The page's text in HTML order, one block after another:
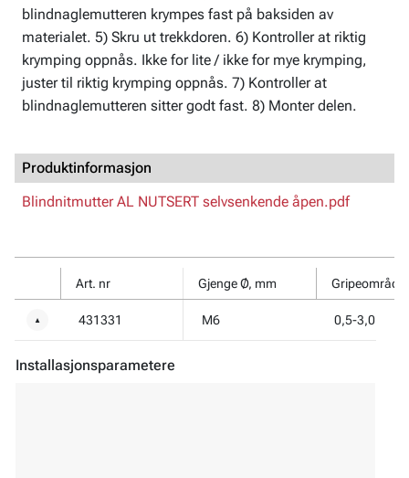
blindnaglemutteren krympes fast på baksiden av
materialet. 5) Skru ut trekkdoren. 6) Kontroller at riktig
krymping oppnås. Ikke for lite / ikke for mye krymping,
juster til riktig krymping oppnås. 7) Kontroller at
blindnaglemutteren sitter godt fast. 8) Monter delen.
Produktinformasjon
Blindnitmutter AL NUTSERT selvsenkende åpen.pdf
Art. nr Gjenge Ø, mm
▼ 431331 M6 0,5-3,0
Installasjonsparametere